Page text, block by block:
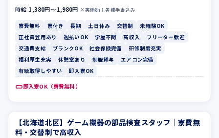
時給 1,380円〜1,980円 ×実働8h＋各種手当込み
寮費無料 寮付き 長期 土日休み 交替制
未経験OK
正社員登用あり
週払いOK 学歴不問 高収入
フリーター歓迎
交通費支給
ブランクOK 社会保険完備
研修制度充実
福利厚生充実
休憩室あり 制服貸与
エアコン完備
有給取得しやすい
即入寮OK
即入寮OK（寮費無料）
休憩室あり 制服貸与
【北海道北区】ゲーム機器の部品検査スタッフ｜寮費無
料・交替制で高収入